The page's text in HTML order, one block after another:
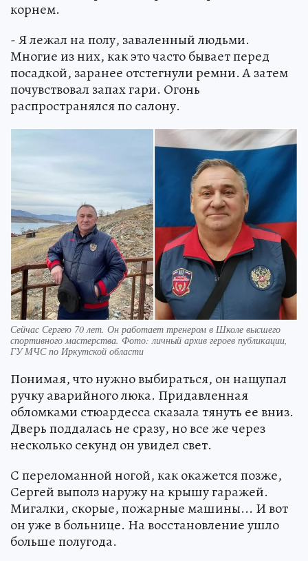
корнем.
- Я лежал на полу, заваленный людьми.
Многие из них, как это часто бывает перед
посадкой, заранее отстегнули ремни. А затем
почувствовал запах гари. Огонь
распространялся по салону.
Сейчас Сергею 70 лет. Он работает тренером в Школе высшего
спортивного мастерства. Фото: личный архив героев публикации,
ГУ МЧС по Иркутской области
Понимая, что нужно выбираться, он нащупал
ручку аварийного люка. Придавленная
обломками стюардесса сказала тянуть ее вниз.
Дверь поддалась не сразу, но все же через
несколько секунд он увидел свет.
С переломанной ногой, как окажется позже,
Сергей выполз наружу на крышу гаражей.
Мигалки, скорые, пожарные машины... И вот
он уже в больнице. На восстановление ушло
больше полугода.